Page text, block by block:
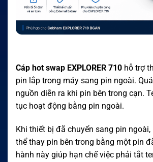
Cáp hot swap EXPLORER 710 hỗ trợ
pin lắp trong máy sang pin ngoài.
nguồn diễn ra khi pin bên trong cạn.
tục hoạt động bằng pin ngoài.
Khi thiết bị đã chuyển sang pin
thể thay pin bên trong bằng một pin
hành này giúp hạn chế việc phải tắt